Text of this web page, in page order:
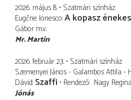
2026. május 8. Szatmári színház
Eugčne Ionesco A kopasz
Gábor m.v.
Mr. Martin
2026. február 23. Szatmári színház
Szemenyei János - Galambos Attila -
Dávid Szaffi Rendező Nagy Regina
Jónás